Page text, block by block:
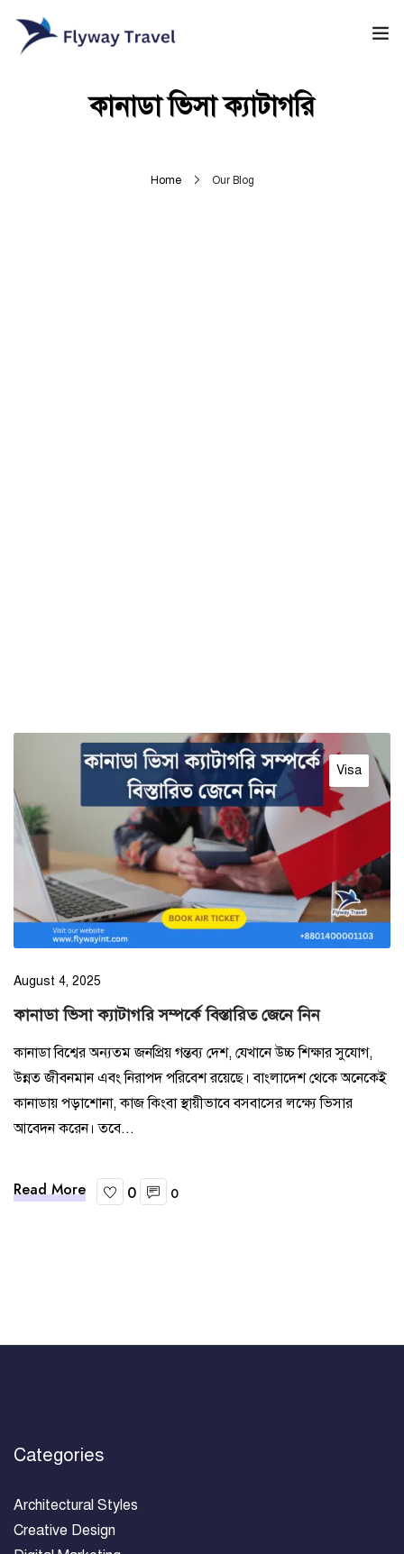
কানাডা ভিসা ক্যাটাগরি
Home Our Blog
Visa
August 4, 2025
কানাডা ভিসা ক্যাটাগরি সম্পর্কে বিস্তারিত জেনে নিন
কানাডা বিশ্বের অন্যতম জনপ্রিয় গন্তব্য দেশ, যেখানে উচ্চ শিক্ষার সুযোগ,
উন্নত জীবনমান এবং নিরাপদ পরিবেশ রয়েছে। বাংলাদেশ থেকে অনেকেই
কানাডায় পড়াশোনা, কাজ কিংবা স্থায়ীভাবে বসবাসের লক্ষ্যে ভিসার
আবেদন করেন। তবে...
Read More 0 0
Categories
Architectural Styles
Creative Design